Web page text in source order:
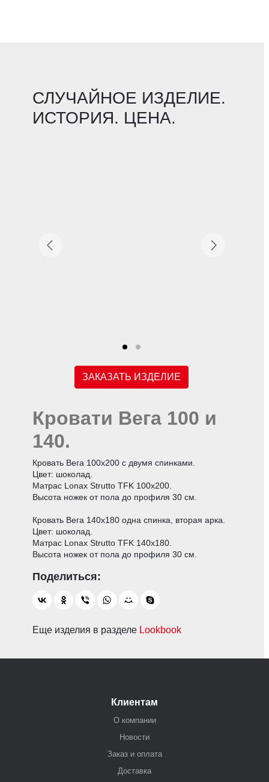
СЛУЧАЙНОЕ ИЗДЕЛИЕ.
ИСТОРИЯ. ЦЕНА.
ЗАКАЗАТЬ ИЗДЕЛИЕ
Кровати Вега 100 и
140.
Кровать Вега 100х200 с двумя спинками.
Цвет: шоколад.
Матрас Lonax Strutto TFK 100х200.
Высота ножек от пола до профиля 30 см.
Кровать Вега 140х180 одна спинка, вторая арка.
Цвет: шоколад.
Матрас Lonax Strutto TFK 140х180.
Высота ножек от пола до профиля 30 см.
Еще изделия в разделе Lookbook
Клиентам
О компании
Новости
Заказ и оплата
Доставка